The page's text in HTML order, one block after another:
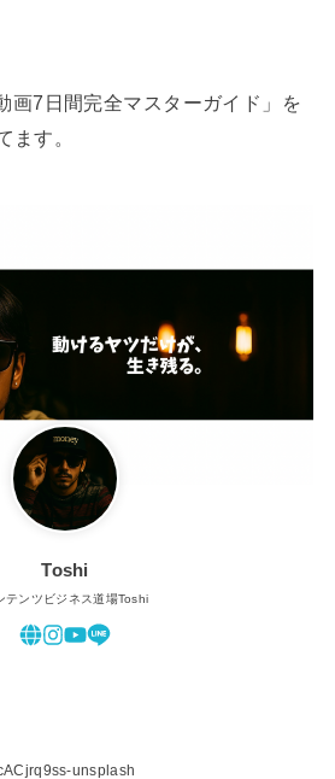
画7日間完全マスターガイド」を
ます。
Toshi
テンツビジネス道場Toshi
unsplash